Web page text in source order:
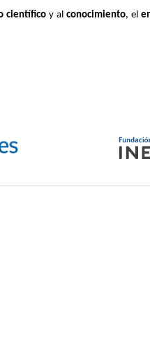
científico y al conocimiento, el